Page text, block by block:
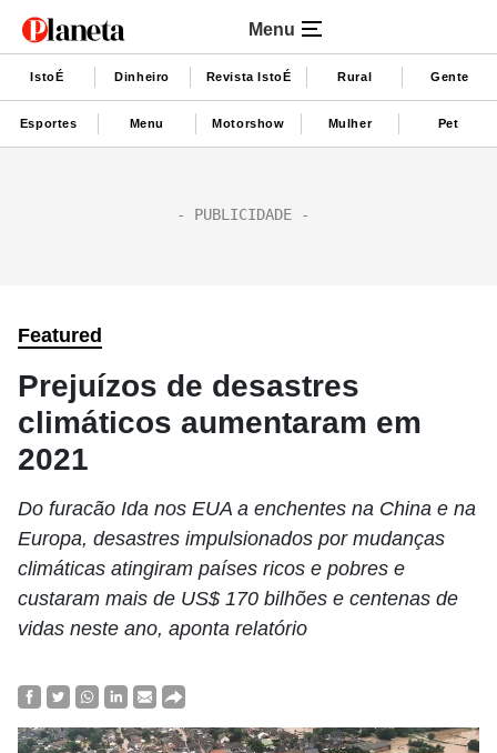
Menu
IstoÉ Dinheiro Revista IstoÉ Rural Gente
Esportes Menu Motorshow Mulher Pet
Featured
Prejuízos de desastres
climáticos aumentaram em
2021
Do furacão Ida nos EUA a enchentes na China e na
Europa, desastres impulsionados por mudanças
climáticas atingiram países ricos e pobres e
custaram mais de US$ 170 bilhões e centenas de
vidas neste ano, aponta relatório